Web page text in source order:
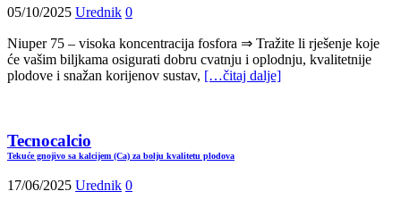
05/10/2025 Urednik 0
Niuper 75 – visoka koncentracija fosfora ⇒ Tražite li rješenje koje
će vašim biljkama osigurati dobru cvatnju i oplodnju, kvalitetnije
plodove i snažan korijenov sustav, […čitaj dalje]
Tecnocalcio
Tekuće gnojivo sa kalcijem (Ca) za bolju kvalitetu plodova
17/06/2025 Urednik 0